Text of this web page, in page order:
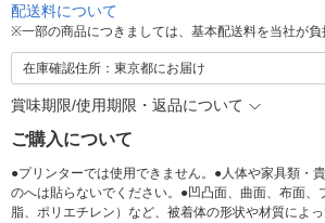
配送料について
※一部の商品につきましては、基本配送料を当社が負
在庫確認住所：東京都にお届け
賞味期限/使用期限・返品について
ご購入について
●プリンターでは使用できません。●人体や家具類・
のへは貼らないでください。●凹凸面、曲面、布面、
脂、ポリエチレン）など、被着体の形状や材質によ